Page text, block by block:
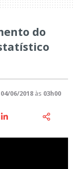
do
04/06/2018às 03h00